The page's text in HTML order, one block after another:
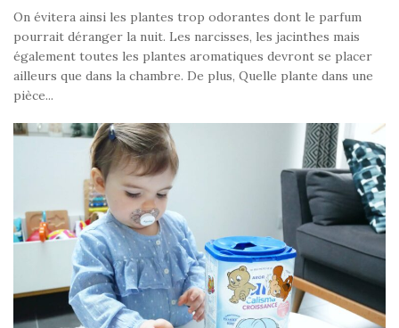
On évitera ainsi les plantes trop odorantes dont le parfum
pourrait déranger la nuit. Les narcisses, les jacinthes mais
également toutes les plantes aromatiques devront se placer
ailleurs que dans la chambre. De plus, Quelle plante dans une
pièce...